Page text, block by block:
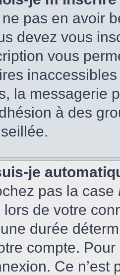
pas en avoir
devez vous
vous
la messagerie
à des
je
pas la case
lors de votre
durée
compte.
Ce